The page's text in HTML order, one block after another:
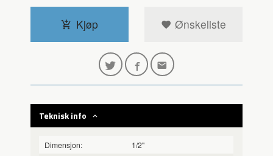
Kjøp Ønskeliste
Teknisk info
Dimensjon:
1/2"